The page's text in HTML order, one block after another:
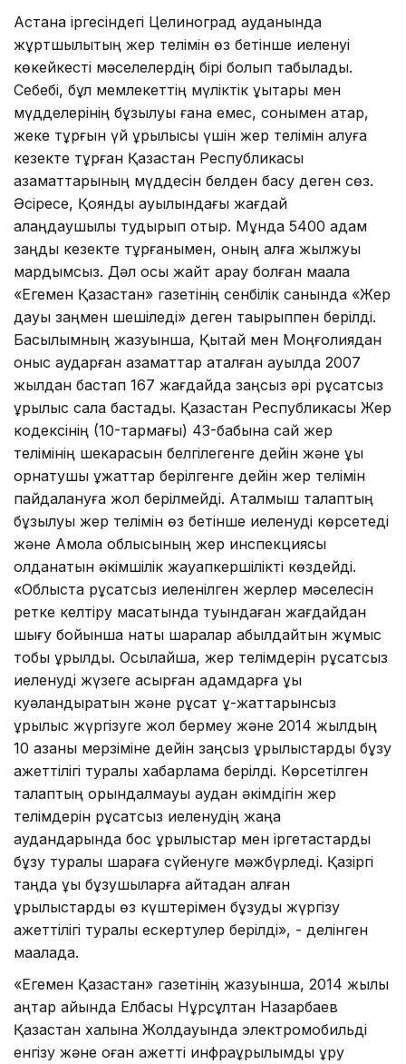
Астана іргесіндегі Целиноград ауданында
жұртшылықтың жер телімін өз бетінше иеленуі
көкейкесті мәселелердің бірі болып табылады.
Себебі, бұл мемлекеттің мүліктік құқықтары мен
мүдделерінің бұзылуы ғана емес, сонымен қатар,
жеке тұрғын үй құрылысы үшін жер телімін алуға
кезекте тұрған Қазақстан Республикасы
азаматтарының мүддесін белден басу деген сөз.
Әсіресе, Қоянды ауылындағы жағдай
алаңдаушылық тудырып отыр. Мұнда 5400 адам
заңды кезекте тұрғанымен, оның алға жылжуы
мардымсыз. Дәл осы жайт арқау болған мақала
«Егемен Қазақстан» газетінің сенбілік санында «Жер
дауы заңмен шешіледі» деген тақырыппен берілді.
Басылымның жазуынша, Қытай мен Моңғолиядан
қоныс аударған азаматтар аталған ауылда 2007
жылдан бастап 167 жағдайда заңсыз әрі рұқсатсыз
құрылыс сала бастады. Қазақстан Республикасы Жер
кодексінің (10-тармағы) 43-бабына сай жер
телімінің шекарасын белгілегенге дейін және құқық
орнатушы құжаттар берілгенге дейін жер телімін
пайдалануға жол берілмейді. Аталмыш талаптың
бұзылуы жер телімін өз бетінше иеленуді көрсетеді
және Ақмола облысының жер инспекциясы
қолданатын әкімшілік жауапкершілікті көздейді.
«Облыста рұқсатсыз иеленілген жерлер мәселесін
ретке келтіру мақсатында туындаған жағдайдан
шығу бойынша нақты шаралар қабылдайтын жұмыс
тобы құрылды. Осылайша, жер телімдерін рұқсатсыз
иеленуді жүзеге асырған адамдарға құқық
куәландыратын және рұқсат құ-жаттарынсыз
құрылыс жүргізуге жол бермеу және 2014 жылдың
10 қазаны мерзіміне дейін заңсыз құрылыстарды бұзу
қажеттілігі туралы хабарлама берілді. Көрсетілген
талаптың орындалмауы аудан әкімдігін жер
телімдерін рұқсатсыз иеленудің жаңа
аудандарында бос құрылыстар мен іргетастарды
бұзу туралы шараға сүйенуге мәжбүрледі. Қазіргі
таңда құқық бұзушыларға қайтадан қалған
құрылыстарды өз күштерімен бұзуды жүргізу
қажеттілігі туралы ескертулер берілді», - делінген
мақалада.
«Егемен Қазақстан» газетінің жазуынша, 2014 жылы
қаңтар айында Елбасы Нұрсұлтан Назарбаев
Қазақстан халқына Жолдауында электромобильді
енгізу және оған қажетті инфрақұрылымды құру